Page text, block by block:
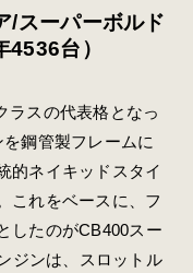
/スーパーボルド
台）
ラスの代表格となっ
鋼管製フレームに
的ネイキッドスタイ
これをベースに、フ
したのがCB400スー
ジンは、スロットル